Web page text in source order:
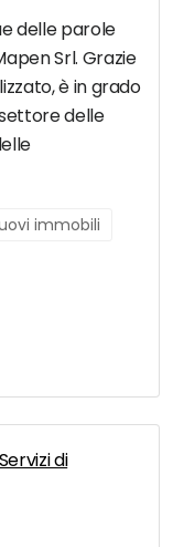
delle parole
Srl. Grazie
è in grado
delle
immobili
di